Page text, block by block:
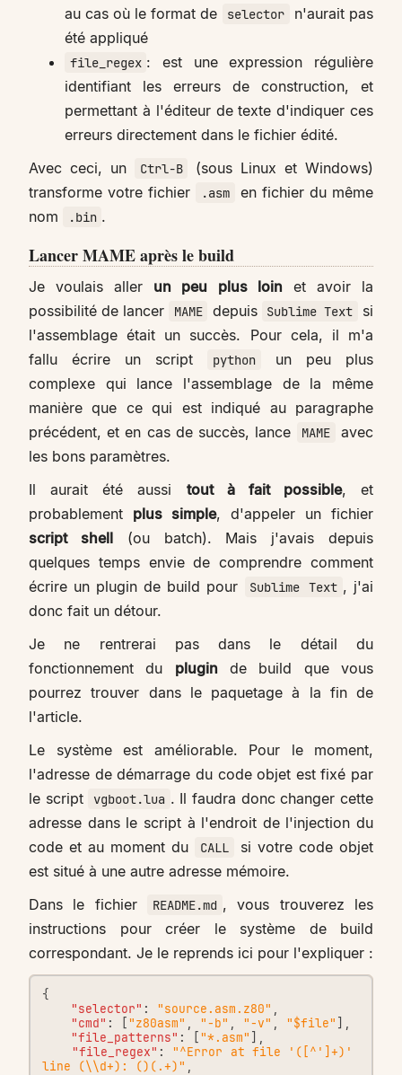
au cas où le format de selector
n'aurait pas
été appliqué
file_regex : est une expression régulière
identifiant les erreurs de construction, et
permettant à l'éditeur de texte d'indiquer ces
erreurs directement dans le fichier édité.
Avec ceci, un
Ctrl-B
(sous Linux et Windows)
transforme votre fichier
.asm
en fichier du même
nom
.bin .
Lancer MAME après le build
Je voulais aller un peu plus loinet avoir la
possibilité de lancer
MAME depuis Sublime Text
si
l'assemblage était un succès. Pour cela, il m'a
fallu écrire un script
python
un peu plus
complexe qui lance l'assemblage de la même
manière que ce qui est indiqué au paragraphe
précédent, et en cas de succès, lance
MAME
avec
les bons paramètres.
Il aurait été aussi tout à fait possible, et
probablement plus simple, d'appeler un fichier
script shell(ou batch). Mais j'avais depuis
quelques temps envie de comprendre comment
écrire un plugin de build pour
Sublime Text , j'ai
donc fait un détour.
Je ne rentrerai pas dans le détail du
fonctionnement du pluginde build que vous
pourrez trouver dans le paquetage à la fin de
l'article.
Le système est améliorable. Pour le moment,
l'adresse de démarrage du code objet est fixé par
le script
vgboot.lua . Il faudra donc changer cette
adresse dans le script à l'endroit de l'injection du
code et au moment du
CALL
si votre code objet
est situé à une autre adresse mémoire.
Dans le fichier
README.md , vous trouverez les
instructions pour créer le système de build
correspondant. Je le reprends ici pour l'expliquer :
{
"selector" : "source.asm.z80" ,
"cmd" : ["z80asm" , "-b" , "-v" , "$file" ],
"file_patterns" : ["*.asm" ],
"file_regex" :
"^Error at file '([^']+)'
line (\\d+): ()(.+)" ,